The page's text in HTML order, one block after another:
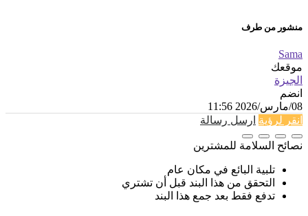
منشور من طرف
Sama
موقعك
الجيزة
انضم
08/مارس/2026 11:56
انقر لرؤية ارسل رسالة
نصائح السلامة للمشترين
تلبية البائع في مكان عام
التحقق من هذا البند قبل أن تشتري
تدفع فقط بعد جمع هذا البند